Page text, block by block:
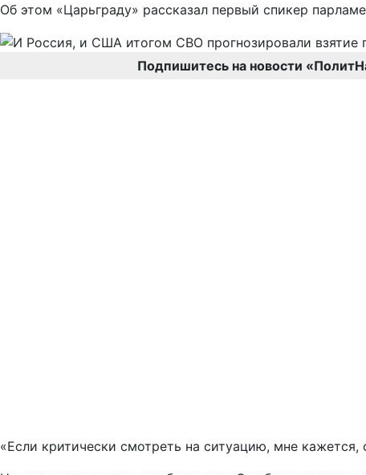
Об этом «Царьграду» рассказал первый спикер
Подпишитесь на новости
«Если критически смотреть на ситуацию, мне